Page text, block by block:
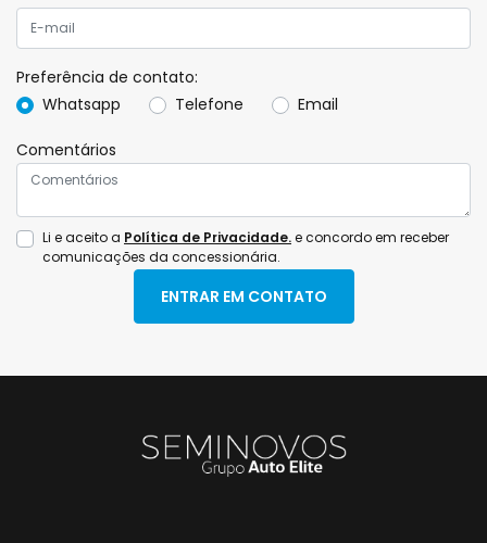
Preferência de contato:
Whatsapp
Telefone Email
Comentários
Li e aceito a Política de Privacidade.e concordo em receber
comunicações da concessionária.
ENTRAR EM CONTATO